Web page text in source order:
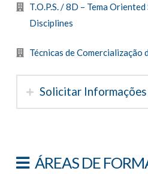
T.O.P.S. / 8D – Tema
Disciplines
Técnicas de Comercialização
Solicitar Informações
ÁREAS DE